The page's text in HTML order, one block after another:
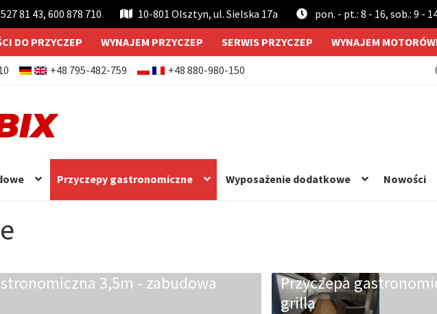
81 43, 600 878 710 10-801 Olsztyn, ul. Sielska 17a pon. - pt.: 8 - 16, sob.: 9 -
DO PRZYCZEP WYNAJEM PRZYCZEP SERWIS PRZYCZEP WYNAJEM
+48 795-482-759 +48 880-980-150
Przyczepy gastronomiczne Wyposażenie dodatkowe Nowości
3,5m - zabudowa
Przyczepa
grilla